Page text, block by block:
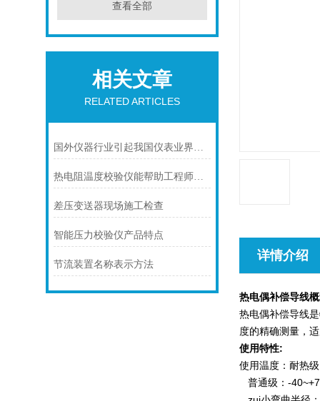
查看全部
相关文章
RELATED ARTICLES
国外仪器行业引起我国仪表业界的关注
热电阻温度校验仪能帮助工程师轻松地校验热电阻的温度测量准确度
差压变送器现场施工检查
智能压力校验仪产品特点
节流装置名称表示方法
详情介绍
热电偶补偿导线
热电偶补偿导线
度的精确测量，
使用特性:
使用温度：耐热
普通级：-